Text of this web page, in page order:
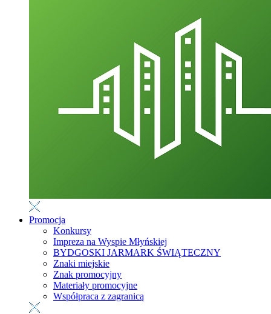
Promocja
Konkursy
Impreza na Wyspie Młyńskiej
BYDGOSKI JARMARK ŚWIĄTECZNY
Znaki miejskie
Znak promocyjny
Materiały promocyjne
Współpraca z zagranicą